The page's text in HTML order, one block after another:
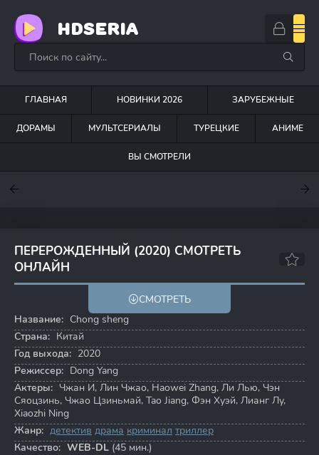
HDSERIA
ГЛАВНАЯ НОВИНКИ 2026 ЗАРУБЕЖНЫЕ
ДОРАМЫ МУЛЬТСЕРИАЛЫ ТУРЕЦКИЕ АНИМЕ
ВЫ СМОТРЕЛИ
ПЕРЕРОЖДЕННЫЙ (2020) СМОТРЕТЬ
ОНЛАЙН
СМОТРЕТЬ
Название: Chong sheng
Страна: Китай
Год выхода: 2020
Режиссер: Dong Yang
Актеры: Чжан И, Лин Чжао, Haowei Zhang, Ли Лью, Чэн
Сяоцзинь, Чжао Цзиньмай, Tao Jiang, Фэн Хуэй, Лианг Лу,
Xiaozhi Ning
Жанр: детектив драма криминал триллер
Качество: WEB-DL (45 мин.)